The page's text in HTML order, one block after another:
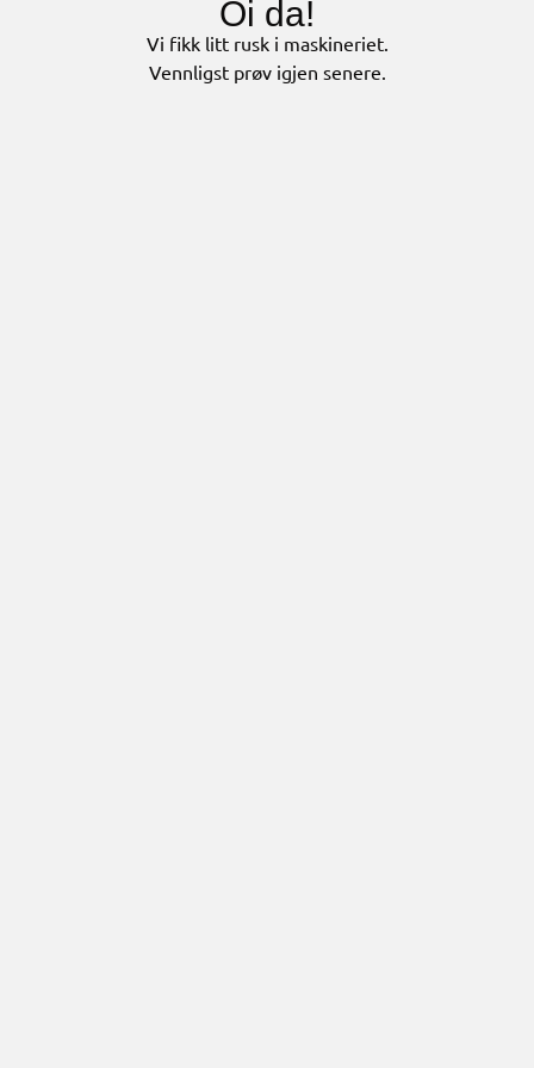
Oi da!
Vi fikk litt rusk i maskineriet.
Vennligst prøv igjen senere.